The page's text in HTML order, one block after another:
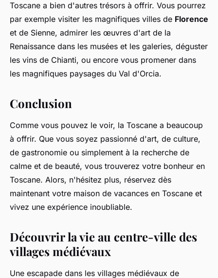
Toscane a bien d'autres trésors à offrir. Vous pourrez
par exemple visiter les magnifiques villes de Florence
et de Sienne, admirer les œuvres d'art de la
Renaissance dans les musées et les galeries, déguster
les vins de Chianti, ou encore vous promener dans
les magnifiques paysages du Val d'Orcia.
Conclusion
Comme vous pouvez le voir, la Toscane a beaucoup
à offrir. Que vous soyez passionné d'art, de culture,
de gastronomie ou simplement à la recherche de
calme et de beauté, vous trouverez votre bonheur en
Toscane. Alors, n'hésitez plus, réservez dès
maintenant votre maison de vacances en Toscane et
vivez une expérience inoubliable.
Découvrir la vie au centre-ville des
villages médiévaux
Une escapade dans les villages médiévaux de